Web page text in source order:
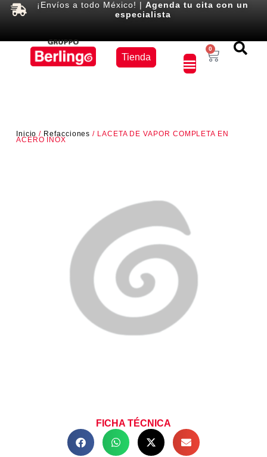
¡Envíos a todo México! |Agenda tu cita con un
especialista
Tienda
0
Inicio / Refacciones / LACETA DE VAPOR COMPLETA EN
ACERO INOX
FICHA TÉCNICA